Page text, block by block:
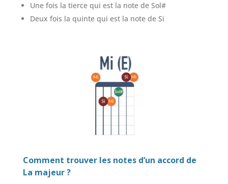
Une fois la tierce qui est la note de Sol#
Deux fois la quinte qui est la note de Si
Comment trouver les notes d’un accord de
La majeur ?